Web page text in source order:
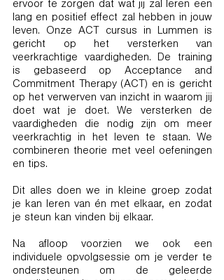
ervoor te zorgen dat wat jij zal leren een
lang en positief effect zal hebben in jouw
leven. Onze ACT cursus in Lummen is
gericht op het versterken van
veerkrachtige vaardigheden. De training
is gebaseerd op Acceptance and
Commitment Therapy (ACT) en is gericht
op het verwerven van inzicht in waarom jij
doet wat je doet. We versterken de
vaardigheden die nodig zijn om meer
veerkrachtig in het leven te staan. We
combineren theorie met veel oefeningen
en tips.
Dit alles doen we in kleine groep zodat
je kan leren van én met elkaar, en zodat
je steun kan vinden bij elkaar.
Na afloop voorzien we ook een
individuele opvolgsessie om je verder te
ondersteunen om de geleerde